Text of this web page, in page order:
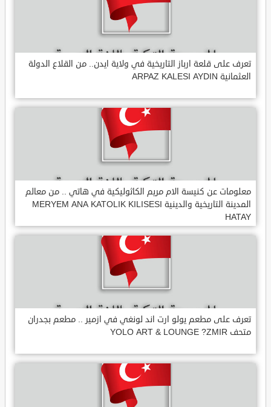
تعرف على قلعة ارباز التاريخية في ولاية ايدن.. من القلاع الدولة
العثمانية ARPAZ KALESI AYDIN
معلومات عن كنيسة الام مريم الكاثوليكية في هاتي .. من معالم
المدينة التاريخية والدينية MERYEM ANA KATOLIK KILISESI
HATAY
تعرف على مطعم يولو ارت اند لونغي في ازمير .. مطعم بجدران
متحف YOLO ART & LOUNGE ?ZMIR